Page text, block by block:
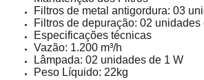
Filtros de metal antigordura: 03
Filtros de depuração: 02 unidades
Especificações técnicas
Vazão: 1.200 m³/h
Lâmpada: 02 unidades de 1 W
Peso Líquido: 22kg